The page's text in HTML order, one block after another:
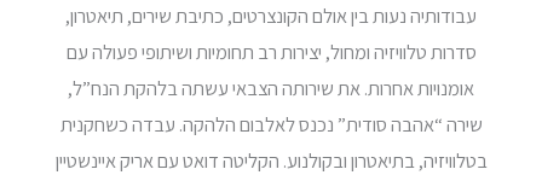
עבודותיה נעות בין אולם הקונצרטים, כתיבת שירים, תיאטרון,
סדרות טלוויזיה ומחול, יצירות רב תחומיות ושיתופי פעולה עם
אומנויות אחרות. את שירותה הצבאי עשתה בלהקת הנח”ל,
שירה “אהבה סודית” נכנס לאלבום הלהקה. עבדה כשחקנית
בטלוויזיה, בתיאטרון ובקולנוע. הקליטה דואט עם אריק איינשטיין